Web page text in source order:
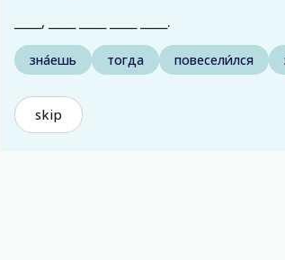
_____, _____ _____ _____ _____.
зна́ешь тогда повесели́лся
skip